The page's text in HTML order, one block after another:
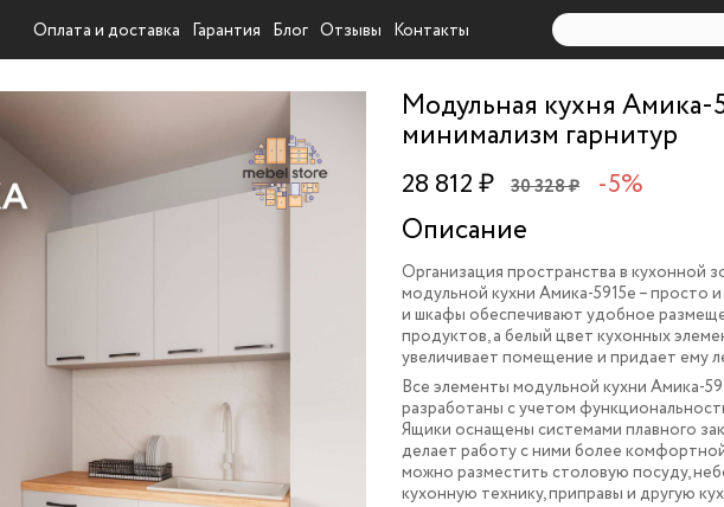
Оплата и доставка Гарантия Блог Отзывы Контакты
Модульная кухня Амика-
минимализм гарнитур
28 812 ₽ 30 328 ₽ -5%
Описание
Организация пространства в кухонной
модульной кухни Амика-5915e – просто
и шкафы обеспечивают удобное
продуктов, а белый цвет кухонных
увеличивает помещение и придает ему
Все элементы модульной кухни Амика-
разработаны с учетом
Ящики оснащены системами плавного
делает работу с ними более
можно разместить столовую посуду,
кухонную технику, приправы и другую